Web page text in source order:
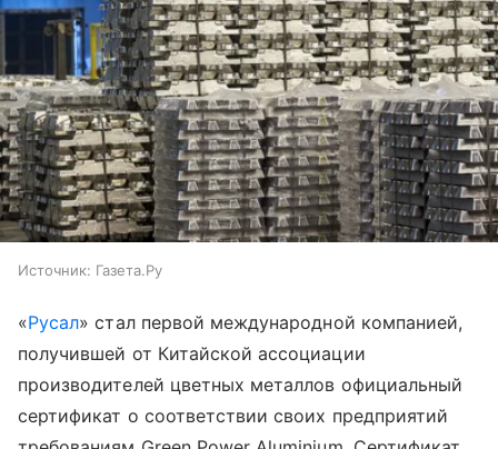
Источник: Газета.Ру
«Русал» стал первой международной компанией,
получившей от Китайской ассоциации
производителей цветных металлов официальный
сертификат о соответствии своих предприятий